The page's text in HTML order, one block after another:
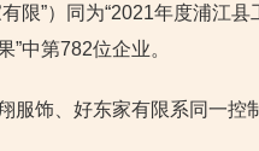
有限”）同为“2021年度浦江
”中第782位企业。
服饰、好东家有限系同一控